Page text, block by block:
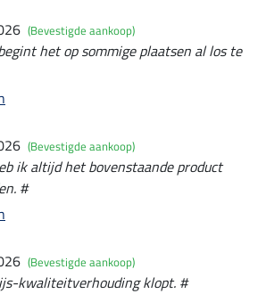
(Bevestigde aankoop)
het op sommige plaatsen al los te
(Bevestigde aankoop)
ik altijd het bovenstaande product
#
(Bevestigde aankoop)
kwaliteitverhouding klopt. #